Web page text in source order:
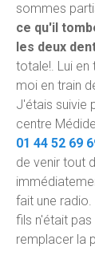
sommes
ce qu'il
les deux
totale!. Lui en
moi en train
J'étais suivie
centre
01 44 52 69
de venir tout
fait une
fils n'était
remplacer la